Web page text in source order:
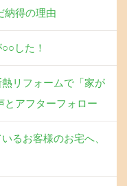
納得の理由
した！
熱リフォームで「家が
とアフターフォロー
るお客様のお宅へ、